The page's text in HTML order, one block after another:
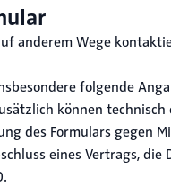
anderem Wege
folgende
können
des Formulars gegen
eines Vertrags,